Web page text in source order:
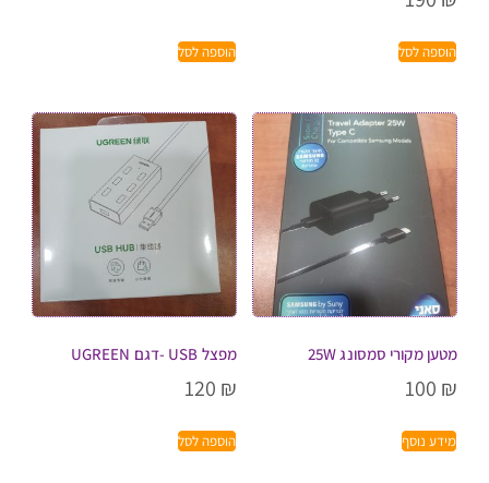
הוספה לסל הוספה לסל
מטען מקורי סמסונג 25W
100 ₪
מידע נוסף
מפצל USB -דגם UGREEN
120 ₪
הוספה לסל